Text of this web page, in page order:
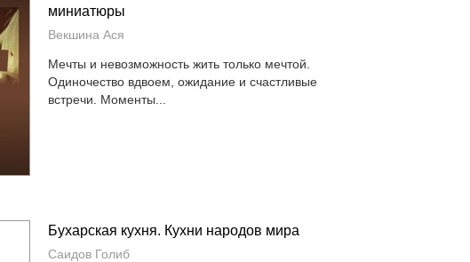
миниатюры
Векшина Ася
Мечты и невозможность жить только мечтой.
Одиночество вдвоем, ожидание и счастливые
встречи. Моменты...
Бухарская кухня. Кухни народов мира
Саидов Голиб